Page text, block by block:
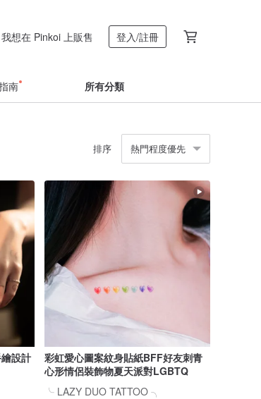
我想在 Pinkoi 上販售 登入/註冊
南 所有分類
排序 熱門程度優先
設計
彩虹愛心圖案紋身貼紙BFF好友刺青
心形情侶裝飾物夏天派對LGBTQ
╰ LAZY DUO TATTOO ╮